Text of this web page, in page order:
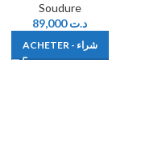
Soudure
د.ت89,000
ACHETER - شراء